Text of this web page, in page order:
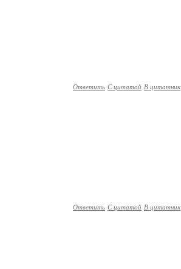
Ответить С цитатой В цитатник
Ответить С цитатой В цитатник